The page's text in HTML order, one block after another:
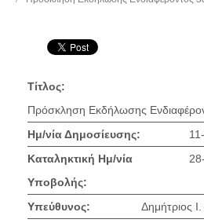
Τίτλος:
Πρόσκληση Εκδήλωσης
Ημ/νία Δημοσίευσης:
Καταληκτική Ημ/νία
Υποβολής:
Υπεύθυνος:
Δημήτριος